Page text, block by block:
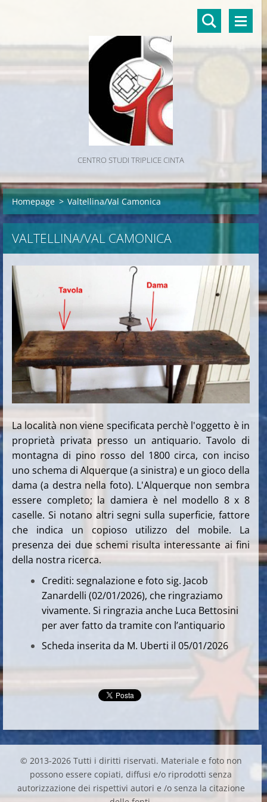
CENTRO STUDI TRIPLICE CINTA
Homepage > Valtellina/Val Camonica
VALTELLINA/VAL CAMONICA
La località non viene specificata perchè l'oggetto è in
proprietà privata presso un antiquario. Tavolo di
montagna di pino rosso del 1800 circa, con inciso
uno schema di Alquerque (a sinistra) e un gioco della
dama (a destra nella foto). L'Alquerque non sembra
essere completo; la damiera è nel modello 8 x 8
caselle. Si notano altri segni sulla superficie, fattore
che indica un copioso utilizzo del mobile. La
presenza dei due schemi risulta interessante ai fini
della nostra ricerca.
Crediti: segnalazione e foto sig. Jacob
Zanardelli (02/01/2026), che ringraziamo
vivamente. Si ringrazia anche Luca Bettosini
per aver fatto da tramite con l’antiquario
Scheda inserita da M. Uberti il 05/01/2026
© 2013-2026 Tutti i diritti riservati. Materiale e foto non
possono essere copiati, diffusi e/o riprodotti senza
autorizzazione dei rispettivi autori e /o senza la citazione